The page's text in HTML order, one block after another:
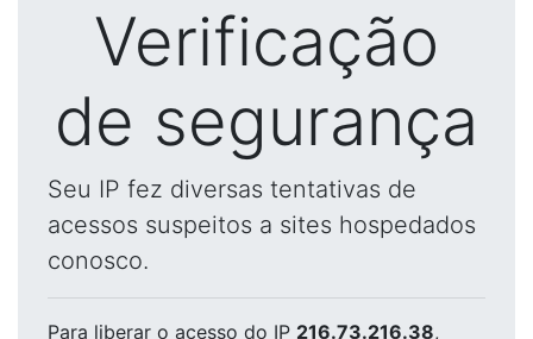
Verificação
de segurança
Seu IP fez diversas tentativas de
acessos suspeitos a sites hospedados
conosco.
Para liberar o acesso do IP 216.73.216.38,